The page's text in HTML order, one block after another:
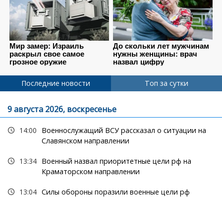
Последние новости Топ за сутки
9 августа 2026, воскресенье
14:00
Военнослужащий ВСУ рассказал о ситуации на
Славянском направлении
13:34 Военный назвал приоритетные цели рф на
Краматорском направлении
13:04 Силы обороны поразили военные цели рф